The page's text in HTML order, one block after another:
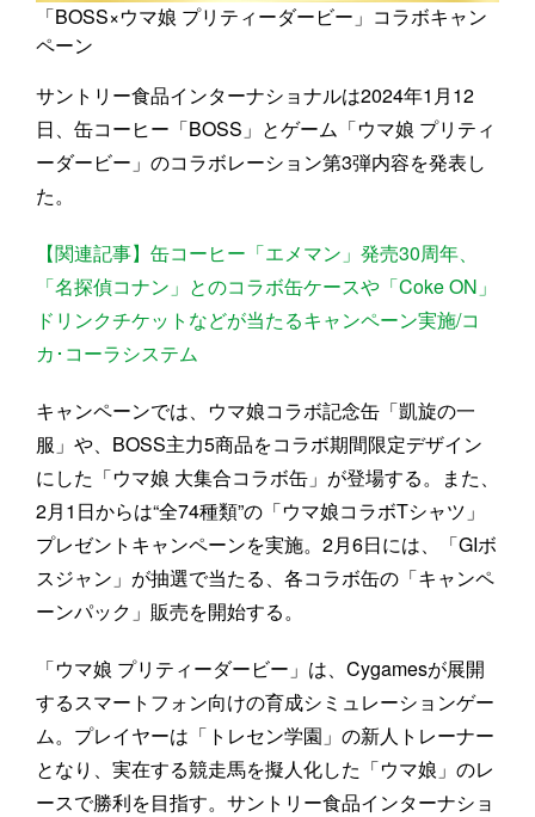
「BOSS×ウマ娘 プリティーダービー」コラボキャン
ペーン
サントリー食品インターナショナルは2024年1月12
日、缶コーヒー「BOSS」とゲーム「ウマ娘 プリティ
ーダービー」のコラボレーション第3弾内容を発表し
た。
【関連記事】缶コーヒー「エメマン」発売30周年、
「名探偵コナン」とのコラボ缶ケースや「Coke ON」
ドリンクチケットなどが当たるキャンペーン実施/コ
カ･コーラシステム
キャンペーンでは、ウマ娘コラボ記念缶「凱旋の一
服」や、BOSS主力5商品をコラボ期間限定デザイン
にした「ウマ娘 大集合コラボ缶」が登場する。また、
2月1日からは“全74種類”の「ウマ娘コラボTシャツ」
プレゼントキャンペーンを実施。2月6日には、「GIボ
スジャン」が抽選で当たる、各コラボ缶の「キャンペ
ーンパック」販売を開始する。
「ウマ娘 プリティーダービー」は、Cygamesが展開
するスマートフォン向けの育成シミュレーションゲー
ム。プレイヤーは「トレセン学園」の新人トレーナー
となり、実在する競走馬を擬人化した「ウマ娘」のレ
ースで勝利を目指す。サントリー食品インターナショ